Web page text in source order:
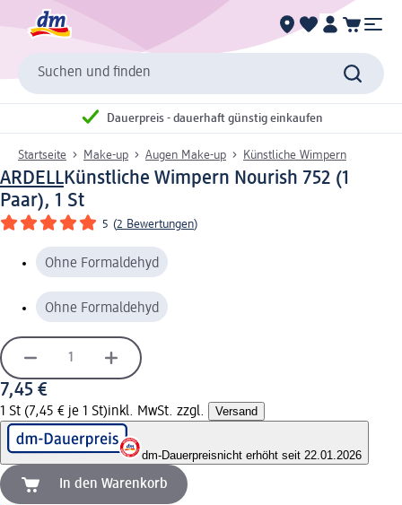
Suchen und finden
Dauerpreis - dauerhaft günstig einkaufen
Startseite Make-up Augen Make-up Künstliche Wimpern
ARDELLKünstliche Wimpern Nourish 752 (1
Paar), 1 St
5 (2 Bewertungen)
Ohne Formaldehyd
Ohne Formaldehyd
7,45 €
1 St (7,45 € je 1 St)inkl. MwSt. zzgl. Versand
dm-Dauerpreisnicht erhöht seit 22.01.2026
In den Warenkorb